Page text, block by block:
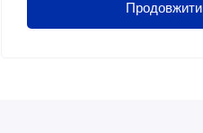
Продовжити